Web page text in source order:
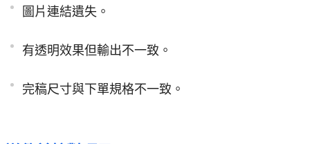
圖片連結遺失。
有透明效果但輸出不一致。
完稿尺寸與下單規格不一致。